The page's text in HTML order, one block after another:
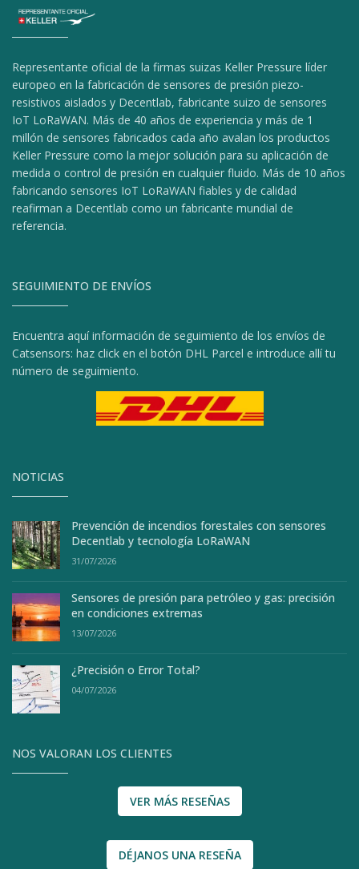
Representante oficial de la firmas suizas Keller Pressure líder
europeo en la fabricación de sensores de presión piezo-
resistivos aislados y Decentlab, fabricante suizo de sensores
IoT LoRaWAN. Más de 40 años de experiencia y más de 1
millón de sensores fabricados cada año avalan los productos
Keller Pressure como la mejor solución para su aplicación de
medida o control de presión en cualquier fluido. Más de 10 años
fabricando sensores IoT LoRaWAN fiables y de calidad
reafirman a Decentlab como un fabricante mundial de
referencia.
SEGUIMIENTO DE ENVÍOS
Encuentra aquí información de seguimiento de los envíos de
Catsensors: haz click en el botón DHL Parcel e introduce allí tu
número de seguimiento.
NOTICIAS
Prevención de incendios forestales con sensores
Decentlab y tecnología LoRaWAN
31/07/2026
Sensores de presión para petróleo y gas: precisión
en condiciones extremas
13/07/2026
¿Precisión o Error Total?
04/07/2026
NOS VALORAN LOS CLIENTES
VER MÁS RESEÑAS
DÉJANOS UNA RESEÑA